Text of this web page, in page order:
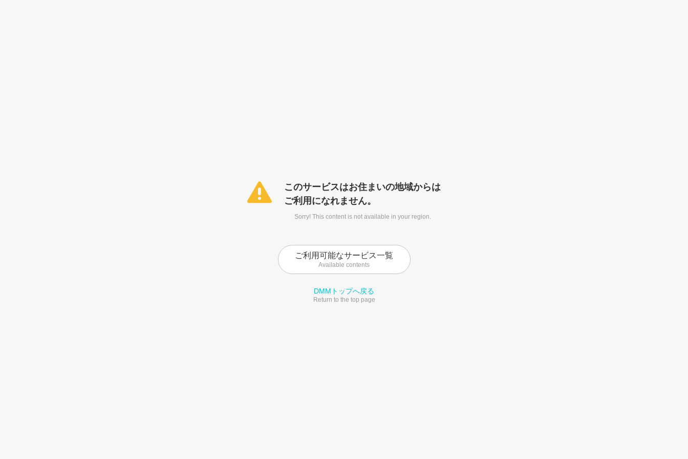
このサービスはお住まいの地域からは
ご利用になれません。
Sorry! This content is not available in your region.
ご利用可能なサービス一覧
Available contents
DMMトップへ戻る
Return to the top page